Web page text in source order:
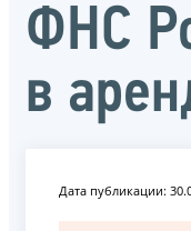
ФНС
в
Дата публикации: